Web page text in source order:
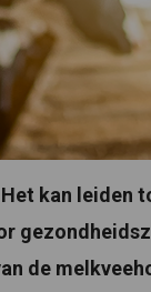
kan leiden
de